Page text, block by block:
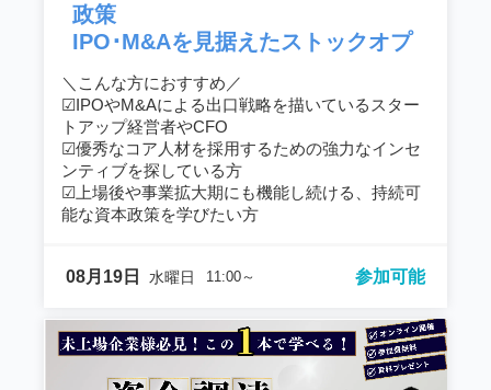
政策
IPO･M&Aを見据えたストックオプ
ション活用セミナー
＼こんな方におすすめ／
☑︎IPOやM&Aによる出口戦略を描いているスター
トアップ経営者やCFO
☑︎優秀なコア人材を採用するための強力なインセ
ンティブを探している方
☑︎上場後や事業拡大期にも機能し続ける、持続可
能な資本政策を学びたい方
08月19日 水曜日 11:00～ 参加可能